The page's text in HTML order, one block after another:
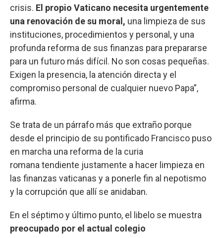
crisis. El propio Vaticano necesita urgentemente
una renovación de su moral, una limpieza de sus
instituciones, procedimientos y personal, y una
profunda reforma de sus finanzas para prepararse
para un futuro más difícil. No son cosas pequeñas.
Exigen la presencia, la atención directa y el
compromiso personal de cualquier nuevo Papa”,
afirma.
Se trata de un párrafo más que extraño porque
desde el principio de su pontificado Francisco puso
en marcha una reforma de la curia
romana tendiente justamente a hacer limpieza en
las finanzas vaticanas y a ponerle fin al nepotismo
y la corrupción que allí se anidaban.
En el séptimo y último punto, el libelo se muestra
preocupado por el actual colegio